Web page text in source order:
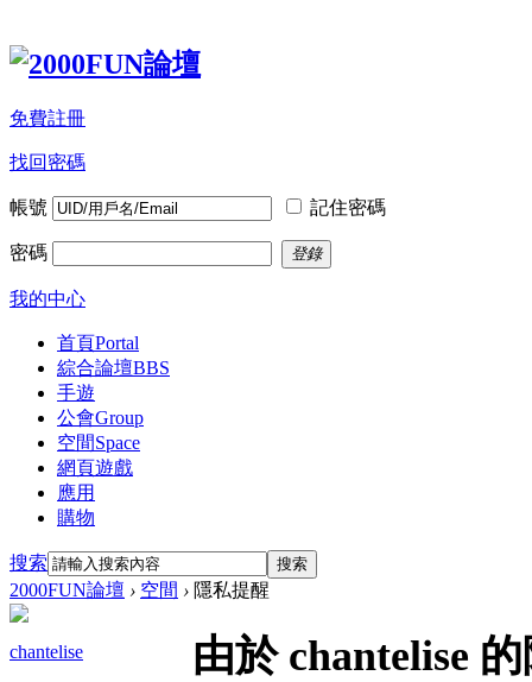
免費註冊
找回密碼
帳號 記住密碼
密碼 登錄
我的中心
首頁Portal
綜合論壇BBS
手遊
公會Group
空間Space
網頁遊戲
應用
購物
搜索 搜索
2000FUN論壇 › 空間 › 隱私提醒
chantelise 由於 chantelise